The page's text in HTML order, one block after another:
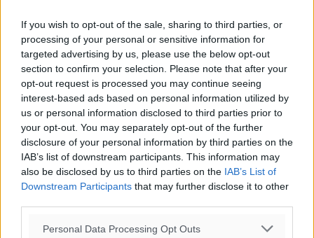
If you wish to opt-out of the sale, sharing to third parties, or
processing of your personal or sensitive information for
targeted advertising by us, please use the below opt-out
section to confirm your selection. Please note that after your
opt-out request is processed you may continue seeing
interest-based ads based on personal information utilized by
us or personal information disclosed to third parties prior to
your opt-out. You may separately opt-out of the further
disclosure of your personal information by third parties on the
IAB’s list of downstream participants. This information may
also be disclosed by us to third parties on the IAB’s List of
Downstream Participants that may further disclose it to other
Personal Data Processing Opt Outs
Πρέπει να συμπληρωθούν όλα τα πεδία για την
υποβολή του σχολίου.
Όνοματεπώνυμο Email
Φύλαξε τα στοιχεία μου για την επόμενη φορά.